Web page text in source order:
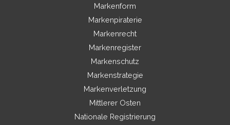
Markenform
Markenpiraterie
Markenrecht
Markenregister
Markenschutz
Markenstrategie
Markenverletzung
Mittlerer Osten
Nationale Registrierung